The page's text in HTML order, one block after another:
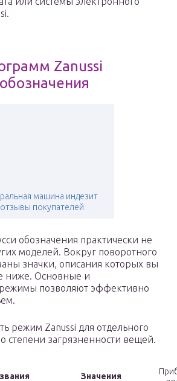
Zanussi
машина индезит
отзывы покупателей
обозначения практически не
моделей. Вокруг поворотного
значки, описания которых вы
ниже. Основные и
позволяют эффективно
режим Zanussi для отдельного
степени загрязненности вещей.
Значения